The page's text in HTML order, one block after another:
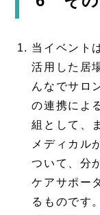
当イベント
活用した居
んなでサロ
の連携によ
組として、
メディカル
ついて、分
ケアサポー
るものです。